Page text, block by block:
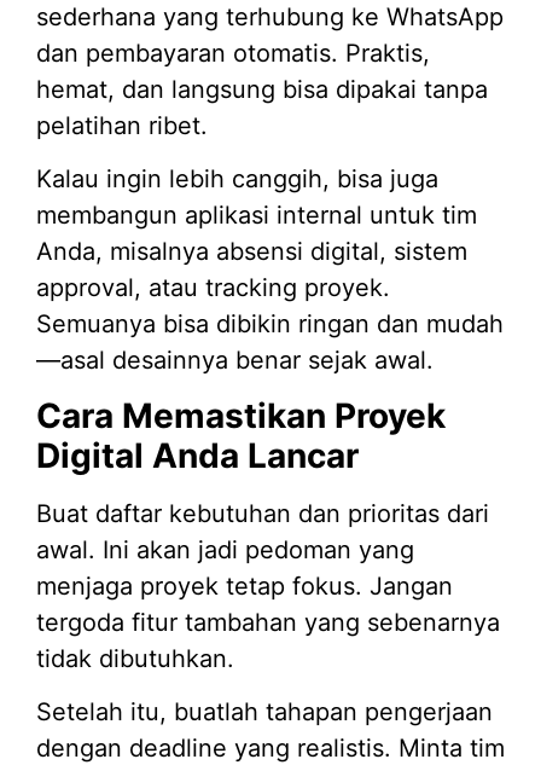
sederhana yang terhubung ke WhatsApp
dan pembayaran otomatis. Praktis,
hemat, dan langsung bisa dipakai tanpa
pelatihan ribet.
Kalau ingin lebih canggih, bisa juga
membangun aplikasi internal untuk tim
Anda, misalnya absensi digital, sistem
approval, atau tracking proyek.
Semuanya bisa dibikin ringan dan mudah
—asal desainnya benar sejak awal.
Cara Memastikan Proyek
Digital Anda Lancar
Buat daftar kebutuhan dan prioritas dari
awal. Ini akan jadi pedoman yang
menjaga proyek tetap fokus. Jangan
tergoda fitur tambahan yang sebenarnya
tidak dibutuhkan.
Setelah itu, buatlah tahapan pengerjaan
dengan deadline yang realistis. Minta tim